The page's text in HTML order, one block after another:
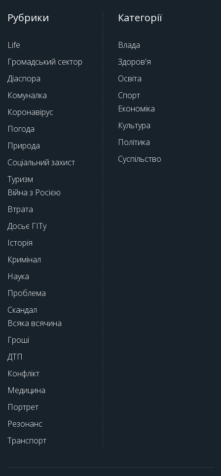
Рубрики
Life
Громадський сектор
Діаспора
Комуналка
Коронавірус
Погода
Природа
Соціальний захист
Туризм
Війна з Росією
Втрата
Досьє ГІТу
Історія
Кримінал
Наука
Проблема
Скандал
Всяка всячина
Гроші
ДТП
Конфлікт
Медицина
Портрет
Резонанс
Транспорт
Категорії
Влада
Здоров'я
Освіта
Спорт
Економіка
Культура
Політика
Суспільство